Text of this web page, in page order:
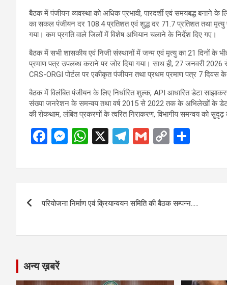
बैठक में पंजीयन व्यवस्था को अधिक प्रभावी, पारदर्शी एवं समयबद्ध बनाने के
का सकल पंजीयन दर 108.4 प्रतिशत एवं शुद्ध दर 71.7 प्रतिशत तथा
गया। कम प्रगति वाले जिलों में विशेष अभियान चलाने के निर्देश दिए गए।
बैठक में सभी शासकीय एवं निजी संस्थानों में जन्म एवं मृत्यु का 21 दिनों के
प्रमाण पत्र उपलब्ध कराने पर जोर दिया गया। साथ ही, 27 जनवरी
CRS-ORGI पोर्टल पर एकीकृत पंजीयन तथा प्रथम प्रमाण पत्र 7 दिवस
बैठक में विलंबित पंजीयन के लिए निर्धारित शुल्क, API आधारित डेटा
संख्या जनरेशन के समन्वय तथा वर्ष 2015 से 2022 तक के अभिलेखों के डेटा
की रोकथाम, लंबित प्रकरणों के त्वरित निराकरण, विभागीय समन्वय को
F
ce
o
k
M
se
g
W
at
A
p
X
T
e
a
G
ail
C
py
n
ar
navigation
परियोजना निर्माण एवं क्रियान्वयन समिति की बैठक सम्पन्न…..
अन्य ख़बरें